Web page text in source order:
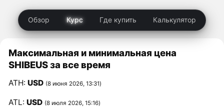
Обзор Курс Где купить Калькулятор
Максимальная и минимальная цена
SHIBEUS за все время
ATH:USD (8 июня 2026, 13:31)
ATL:USD (8 июля 2026, 15:16)